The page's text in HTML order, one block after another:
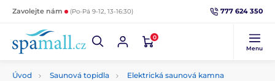
Zavolejte nám (Po-Pá 9-12, 13-16:30) 777 624 350
0
Menu
Úvod Saunová topidla
Elektrická saunová kamna